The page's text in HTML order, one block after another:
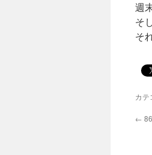
週
そ
そ
カテ
←